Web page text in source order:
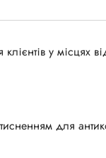
у місцях
для